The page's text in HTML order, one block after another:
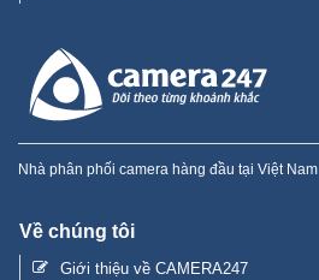
Nhà phân phối camera hàng đầu tại Việt Nam
Về chúng tôi
Giới thiệu về CAMERA247